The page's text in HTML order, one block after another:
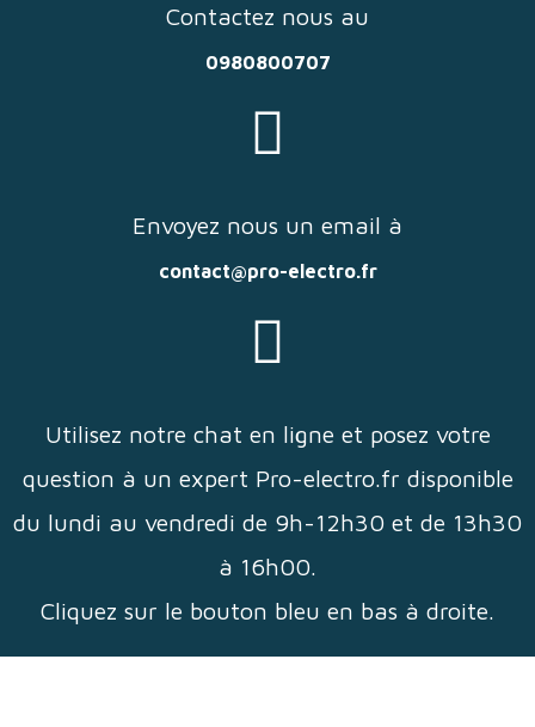
Contactez nous au
0980800707
Envoyez nous un email à
contact@pro-electro.fr
Utilisez notre chat en ligne et posez votre
question à un expert Pro-electro.fr disponible
du lundi au vendredi de 9h-12h30 et de 13h30
à 16h00.
Cliquez sur le bouton bleu en bas à droite.